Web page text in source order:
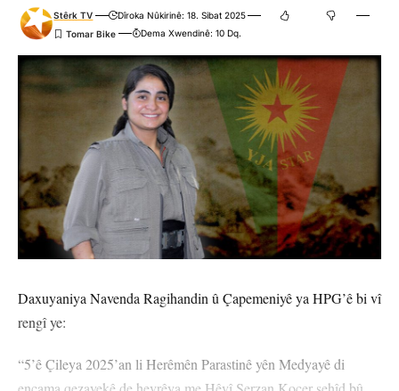
Stêrk TV
Dîroka Nûkirinê: 18. Sibat 2025
Dema Xwendinê: 10 Dq.
Daxuyaniya Navenda Ragihandin û Çapemeniyê ya HPG’ê bi vî
rengî ye:
“5’ê Çileya 2025’an li Herêmên Parastinê yên Medyayê di